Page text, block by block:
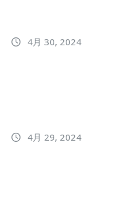
4月 30, 2024
4月 29, 2024